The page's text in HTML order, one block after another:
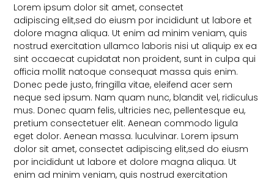
Lorem ipsum dolor sit amet, consectet
adipiscing elit,sed do eiusm por incididunt ut labore et
dolore magna aliqua. Ut enim ad minim veniam, quis
nostrud exercitation ullamco laboris nisi ut aliquip ex ea
sint occaecat cupidatat non proident, sunt in culpa qui
officia mollit natoque consequat massa quis enim.
Donec pede justo, fringilla vitae, eleifend acer sem
neque sed ipsum. Nam quam nunc, blandit vel, ridiculus
mus. Donec quam felis, ultricies nec, pellentesque eu,
pretium consectetuer elit. Aenean commodo ligula
eget dolor. Aenean massa. luculvinar. Lorem ipsum
dolor sit amet, consectet adipiscing elit,sed do eiusm
por incididunt ut labore et dolore magna aliqua. Ut
enim ad minim veniam, quis nostrud exercitation